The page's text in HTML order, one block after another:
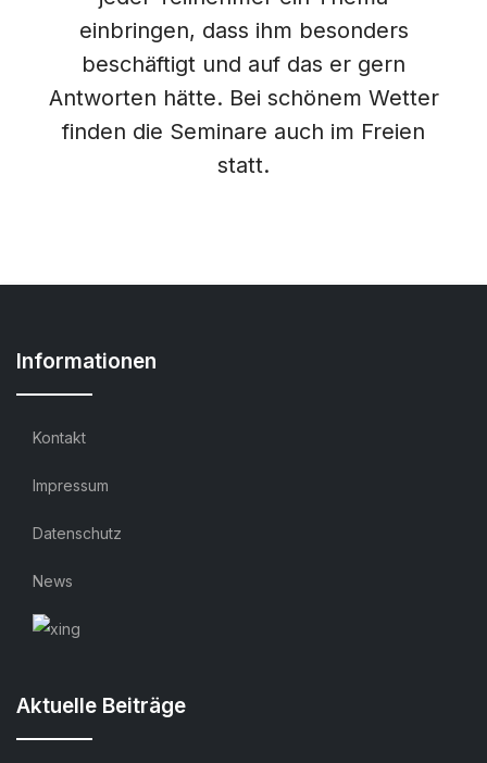
einbringen, dass ihm besonders
beschäftigt und auf das er gern
Antworten hätte. Bei schönem Wetter
finden die Seminare auch im Freien
statt.
Informationen
Kontakt
Impressum
Datenschutz
News
Aktuelle Beiträge